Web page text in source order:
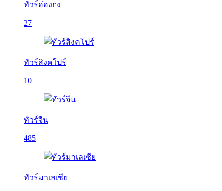
ทัวร์ฮ่องกง
27
ทัวร์สิงคโปร์
10
ทัวร์จีน
485
ทัวร์มาเลเซีย